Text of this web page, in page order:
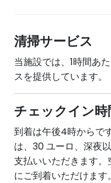
清掃サービス
当施設では、1時間あ
スを提供しています。
チェックイン時
到着は午後4時からで
は、30 ユーロ、深夜
支払いいただきます
にご到着いただけます。